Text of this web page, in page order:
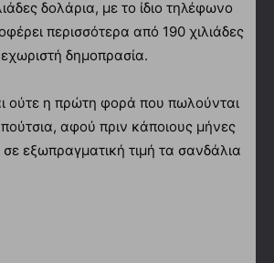
δολάρια, με το ίδιο τηλέφωνο
περισσότερα από 190 χιλιάδες
δημοπρασία.
ούτε η πρώτη φορά που πωλούνται
αφού πριν κάποιους μήνες
σε εξωπραγματική τιμή τα σανδάλια